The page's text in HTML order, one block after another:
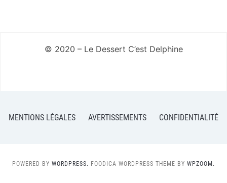
© 2020 – Le Dessert C’est Delphine
MENTIONS LÉGALES AVERTISSEMENTS CONFIDENTIALITÉ
POWERED BY WORDPRESS. FOODICA WORDPRESS THEME BY WPZOOM.